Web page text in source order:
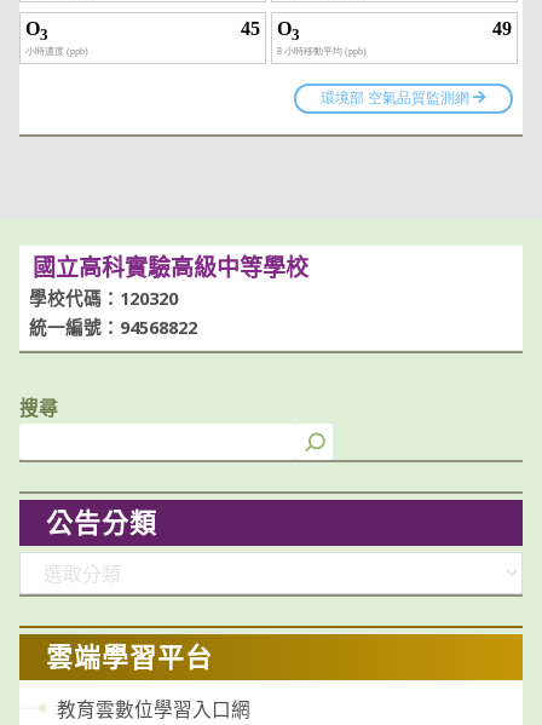
國立高科實驗高級中等學校
學校代碼：120320
統一編號：94568822
搜尋
公告分類
類
雲端學習平台
教育雲數位學習入口網